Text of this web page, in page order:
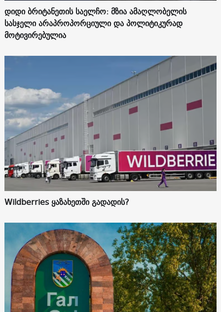
დიდი ბრიტანეთის საელჩო: მზია ამაღლობელის
სასჯელი არაპროპორციული და პოლიტიკურად
მოტივირებულია
Wildberries ყაზახეთში გადადის?